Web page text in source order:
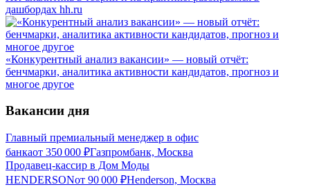
дашбордах hh.ru
«Конкурентный анализ вакансии» — новый отчёт:
бенчмарки, аналитика активности кандидатов, прогноз и
многое другое
Вакансии дня
Главный премиальный менеджер в офис
банкаот 350 000 ₽Газпромбанк, Москва
Продавец-кассир в Дом Моды
HENDERSONот 90 000 ₽Henderson, Москва